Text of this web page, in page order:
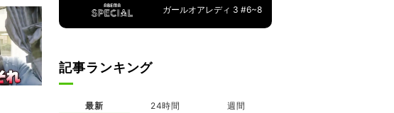
ガールオアレディ 3 #6~8
記事ランキング
最新 24時間 週間